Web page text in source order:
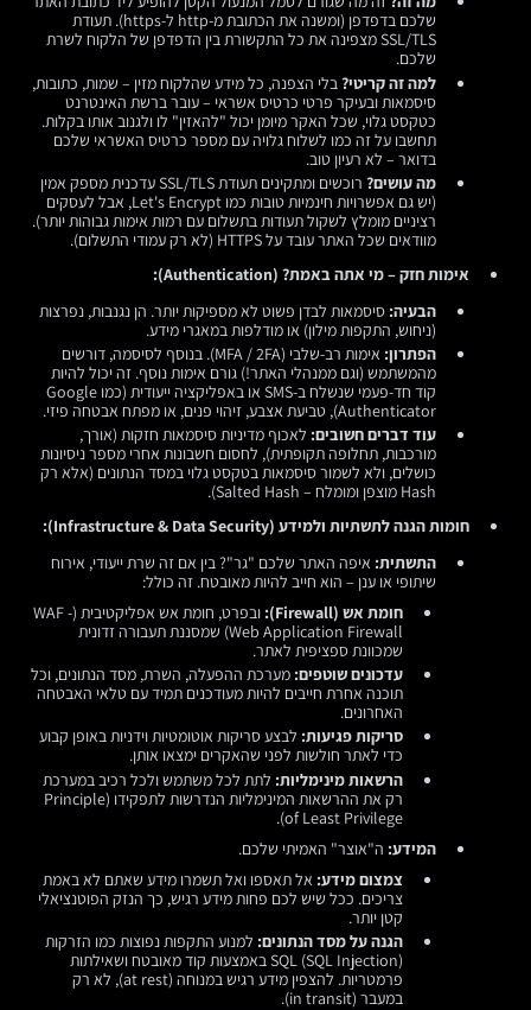
שלכם בדפדפן (ומשנה את הכתובת מ-http ל-https). תעודת
SSL/TLS מצפינה את כל התקשורת בין הדפדפן של הלקוח לשרת
שלכם.
למה זה קריטי? בלי הצפנה, כל מידע שהלקוח מזין – שמות, כתובות,
סיסמאות ובעיקר פרטי כרטיס אשראי – עובר ברשת האינטרנט
כטקסט גלוי, שכל האקר מיומן יכול "להאזין" לו ולגנוב אותו בקלות.
תחשבו על זה כמו לשלוח גלויה עם מספר כרטיס האשראי שלכם
בדואר – לא רעיון טוב.
מה עושים?
רוכשים ומתקינים תעודת SSL/TLS עדכנית מספק אמין
(יש גם אפשרויות חינמיות טובות כמו Let's Encrypt, אבל לעסקים
רציניים מומלץ לשקול תעודות בתשלום עם רמות אימות גבוהות יותר).
מוודאים שכל האתר עובד על HTTPS (לא רק עמודי התשלום).
אימות חזק – מי אתה באמת? (Authentication):
הבעיה: סיסמאות לבדן פשוט לא מספיקות יותר. הן נגנבות, נפרצות
(ניחוש, התקפות מילון) או מודלפות במאגרי מידע.
הפתרון:
אימות רב-שלבי (MFA / 2FA). בנוסף לסיסמה, דורשים
מהמשתמש (וגם ממנהלי האתר!) גורם אימות נוסף. זה יכול להיות
קוד חד-פעמי שנשלח ב-SMS או באפליקציה ייעודית (כמו Google
Authenticator), טביעת אצבע, זיהוי פנים, או מפתח אבטחה פיזי.
עוד דברים חשובים: לאכוף מדיניות סיסמאות חזקות (אורך,
מורכבות, תחלופה תקופתית), לחסום חשבונות אחרי מספר ניסיונות
כושלים, ולא לשמור סיסמאות בטקסט גלוי במסד הנתונים (אלא רק
Hash מוצפן ומומלח – Salted Hash).
חומות הגנה לתשתיות ולמידע (Infrastructure & Data Security):
התשתית: איפה האתר שלכם "גר"? בין אם זה שרת ייעודי, אירוח
שיתופי או ענן – הוא חייב להיות מאובטח. זה כולל:
חומת אש (Firewall):
ובפרט, חומת אש אפליקטיבית (WAF -
Web Application Firewall) שמסננת תעבורה זדונית
שמכוונת ספציפית לאתר.
עדכונים שוטפים: מערכת ההפעלה, השרת, מסד הנתונים, וכל
תוכנה אחרת חייבים להיות מעודכנים תמיד עם טלאי האבטחה
האחרונים.
סריקות פגיעות: לבצע סריקות אוטומטיות וידניות באופן קבוע
כדי לאתר חולשות לפני שהאקרים ימצאו אותן.
הרשאות מינימליות: לתת לכל משתמש ולכל רכיב במערכת
רק את ההרשאות המינימליות הנדרשות לתפקידו (Principle
of Least Privilege).
המידע: ה"אוצר" האמיתי שלכם.
צמצום מידע: אל תאספו ואל תשמרו מידע שאתם לא באמת
צריכים. ככל שיש לכם פחות מידע רגיש, כך הנזק הפוטנציאלי
קטן יותר.
הגנה על מסד הנתונים: למנוע התקפות נפוצות כמו הזרקות
SQL (SQL Injection) באמצעות קוד מאובטח ושאילתות
פרמטריות. להצפין מידע רגיש במנוחה (at rest), לא רק
במעבר (in transit).